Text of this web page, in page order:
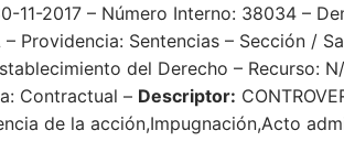
2017 – Número Interno: 38034 –
– Providencia: Sentencias – Sección /
del Derecho – Recurso:
Contractual – Descriptor:
de la acción,Impugnación,Acto